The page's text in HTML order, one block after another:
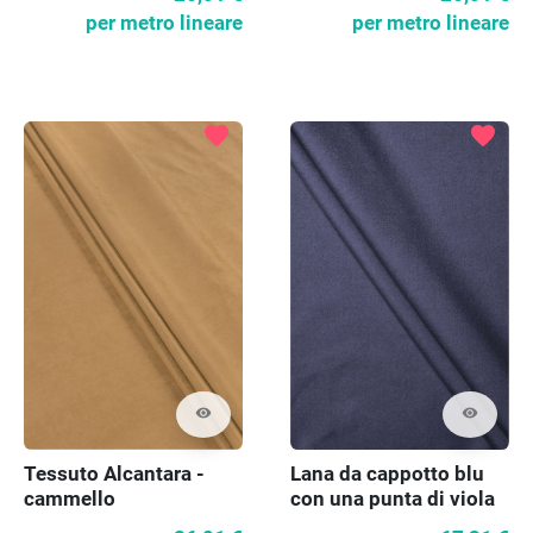
per metro lineare
per metro lineare
visibility
favorite
Tessuto Alcantara -
cammello
visibility
favorite
Lana da cappotto blu
con una punta di viola